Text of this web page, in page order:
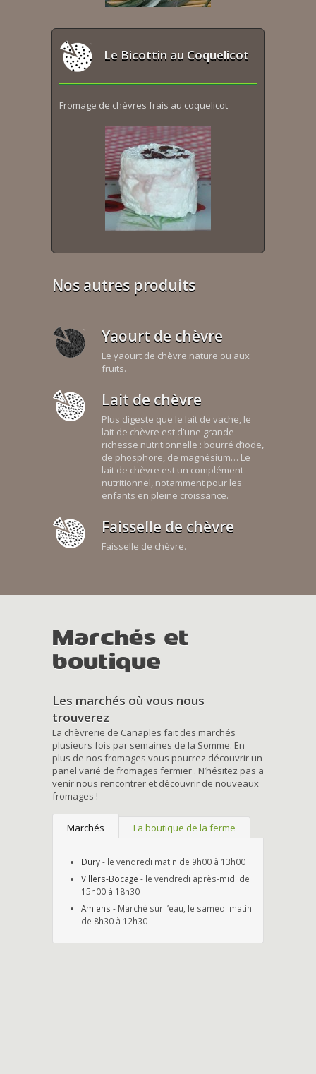
Le Bicottin au Coquelicot
Fromage de chèvres frais au coquelicot
Nos autres produits
Yaourt de chèvre
Le yaourt de chèvre nature ou aux
fruits.
Lait de chèvre
Plus digeste que le lait de vache, le
lait de chèvre est d’une grande
richesse nutritionnelle : bourré d’iode,
de phosphore, de magnésium… Le
lait de chèvre est un complément
nutritionnel, notamment pour les
enfants en pleine croissance.
Faisselle de chèvre
Faisselle de chèvre.
Marchés et
boutique
Les marchés où vous nous
trouverez
La chèvrerie de Canaples fait des marchés
plusieurs fois par semaines de la Somme. En
plus de nos fromages vous pourrez découvrir un
panel varié de fromages fermier . N’hésitez pas a
venir nous rencontrer et découvrir de nouveaux
fromages !
Marchés La boutique de la ferme
Dury- le vendredi matin de 9h00 à 13h00
Villers-Bocage - le vendredi après-midi de
15h00 à 18h30
Amiens - Marché sur l’eau, le samedi matin
de 8h30 à 12h30